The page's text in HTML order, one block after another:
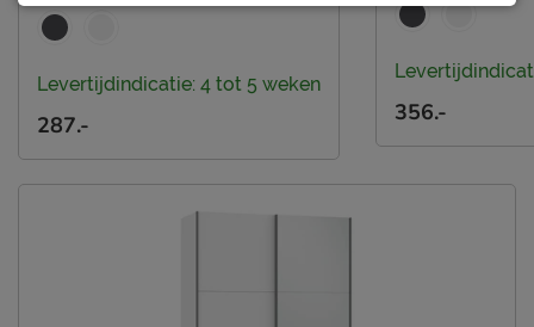
Emailadres
info@beterbed.nl
Levertijdindicatie: 4 tot 5 weken
287.- 356.-